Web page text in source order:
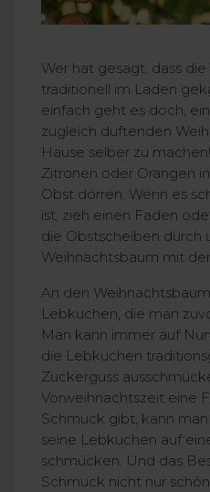
Wer hat gesagt, dass
traditionell im Laden
einfach geht es doch,
zugleich duftenden
Hause selber zu
Zitronen oder Orangen
Obst dörren. Wenn es
ist, zieh einen Faden
die Obstscheiben durch
Weihnachtsbaum mit
An den
Lebkuchen, die man
Man kann immer auf
die Lebkuchen
Zuckerguss
Vorweihnachtszeit eine
Schmuck gibt, kann
seine Lebkuchen auf
schmücken. Und das
Schmuck nicht nur